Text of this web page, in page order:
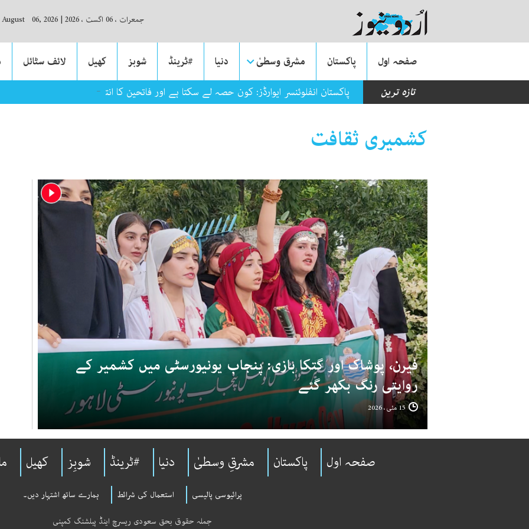
جمعرات ، 06 اگست ، 2026 |
06, 2026
صفحہ اول پاکستان مشرق وسطیٰ دنیا #ٹرینڈ شوبز کھیل لائف سٹائل
تازہ ترین
پاکستان انفلوئنسر ایوارڈز: کون حصہ لے سکتا ہے اور فاتحین کا انتخاب کیسے ہوگا؟
کشمیری ثقافت
فیرن، پوشاک اور گتکا بازی: پنجاب یونیورسٹی میں کشمیر کے
روایتی رنگ بکھر گئے
15 مئی ، 2026
صفحہ اول پاکستان مشرقِ وسطیٰ دنیا #ٹرینڈ شوبِز کھیل
پرائیوسی پالیسی استعمال کی شرائط ہمارے ساتھ اشتہار دیں۔
جملہ حقوق بحق سعودی ریسرچ اینڈ پبلشنگ کمپنی